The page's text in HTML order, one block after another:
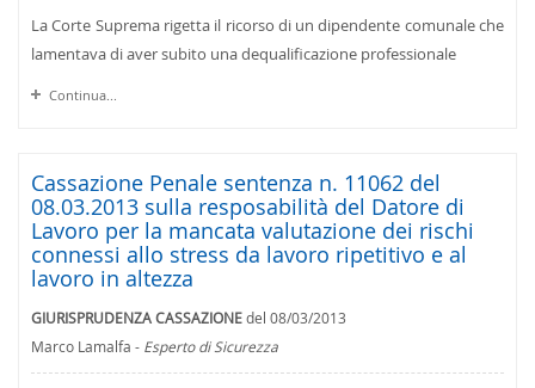
La Corte Suprema rigetta il ricorso di un dipendente comunale che
lamentava di aver subito una dequalificazione professionale
Continua...
Cassazione Penale sentenza n. 11062 del
08.03.2013 sulla resposabilità del Datore di
Lavoro per la mancata valutazione dei rischi
connessi allo stress da lavoro ripetitivo e al
lavoro in altezza
GIURISPRUDENZA CASSAZIONEdel 08/03/2013
Marco Lamalfa - Esperto di Sicurezza